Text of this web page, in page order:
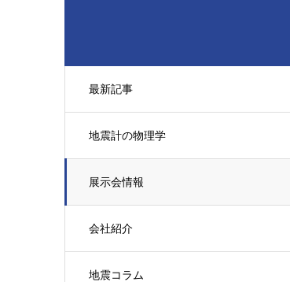
最新記事
地震計の物理学
展示会情報
会社紹介
地震コラム